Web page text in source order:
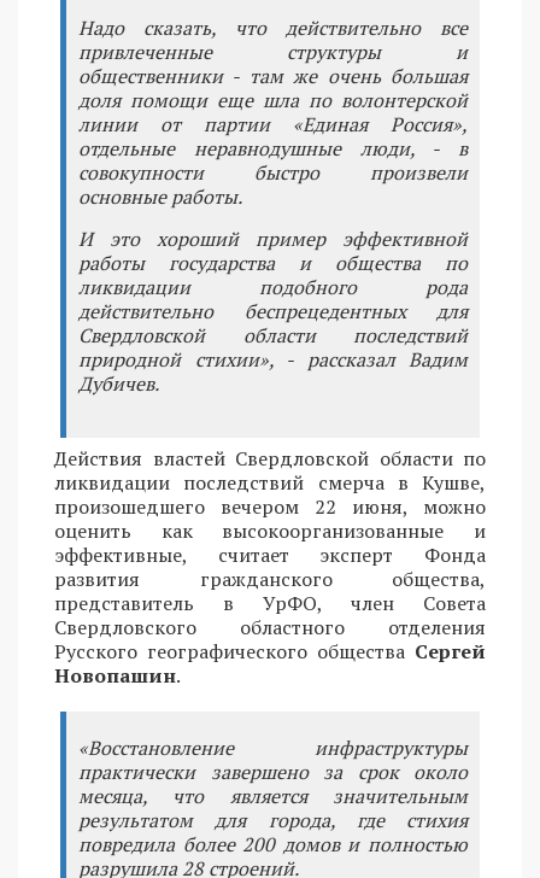
Надо сказать, что действительно все
привлеченные структуры и
общественники - там же очень большая
доля помощи еще шла по волонтерской
линии от партии «Единая Россия»,
отдельные неравнодушные люди, - в
совокупности быстро произвели
основные работы.
И это хороший пример эффективной
работы государства и общества по
ликвидации подобного рода
действительно беспрецедентных для
Свердловской области последствий
природной стихии», - рассказал Вадим
Дубичев.
Действия властей Свердловской области по
ликвидации последствий смерча в Кушве,
произошедшего вечером 22 июня, можно
оценить как высокоорганизованные и
эффективные, считает эксперт Фонда
развития гражданского общества,
представитель в УрФО, член Совета
Свердловского областного отделения
Русского географического общества Сергей
Новопашин.
«Восстановление инфраструктуры
практически завершено за срок около
месяца, что является значительным
результатом для города, где стихия
повредила более 200 домов и полностью
разрушила 28 строений.